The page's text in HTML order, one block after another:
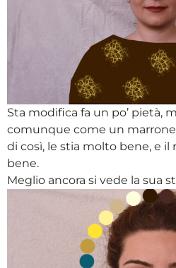
Sta modifica fa un po’ pietà,
comunque come un
di così, le stia molto bene, e il
bene.
Meglio ancora si vede la sua